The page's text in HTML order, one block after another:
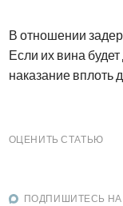
В отношении
Если их вина
наказание вплоть
ОЦЕНИТЬ СТАТЬЮ
ПОДПИШИТЕСЬ НА